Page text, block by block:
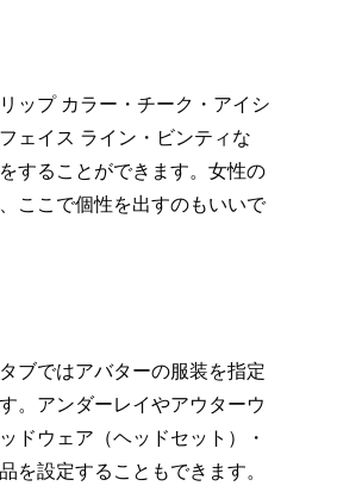
ップ カラー・チーク・アイシ
ェイス ライン・ビンティな
することができます。女性の
ここで個性を出すのもいいで
ブではアバターの服装を指定
。アンダーレイやアウターウ
ドウェア（ヘッドセット）・
を設定することもできます。